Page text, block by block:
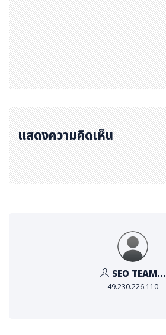
แสดงความคิดเห็น
SEO TEAM...
49.230.226.110